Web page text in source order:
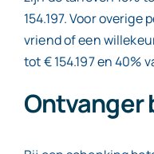
154.197. Voor
vriend of een
tot € 154.197 en 40%
Ontvanger